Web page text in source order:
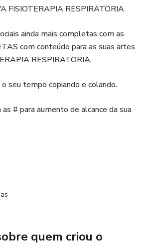
FISIOTERAPIA RESPIRATORIA
ainda mais completas com as
com conteúdo para as suas artes
RESPIRATORIA.
seu tempo copiando e colando.
# para aumento de alcance da sua
quem criou o